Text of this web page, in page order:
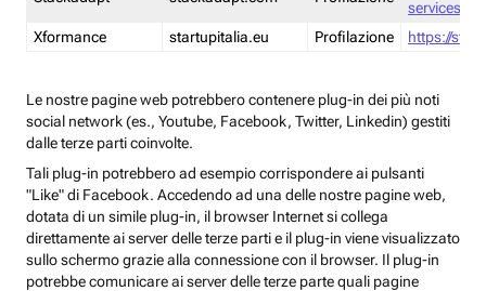
services-
Xformance
startupitalia.eu Profilazione https://
Le nostre pagine web potrebbero contenere plug-in dei più noti
social network (es., Youtube, Facebook, Twitter, Linkedin) gestiti
dalle terze parti coinvolte.
Tali plug-in potrebbero ad esempio corrispondere ai pulsanti
"Like" di Facebook. Accedendo ad una delle nostre pagine web,
dotata di un simile plug-in, il browser Internet si collega
direttamente ai server delle terze parti e il plug-in viene visualizzato
sullo schermo grazie alla connessione con il browser. Il plug-in
potrebbe comunicare ai server delle terze parte quali pagine